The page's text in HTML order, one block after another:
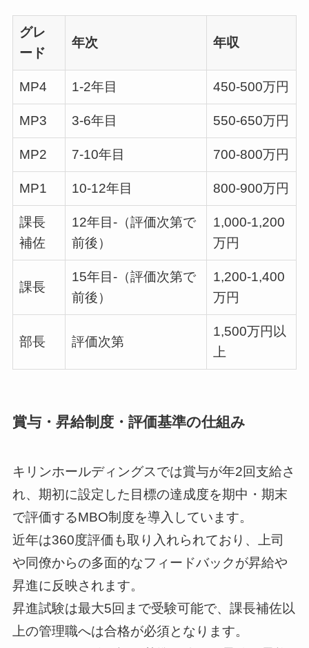
グレ
ード
年次 年収
MP4 1-2年目 450-500万円
MP3 3-6年目 550-650万円
MP2 7-10年目 700-800万円
MP1 10-12年目 800-900万円
課長
補佐
12年目-（評価次第で
前後）
1,000-1,200
万円
課長
15年目-（評価次第で
前後）
1,200-1,400
万円
部長 評価次第
1,500万円以
上
賞与・昇給制度・評価基準の仕組み
キリンホールディングスでは賞与が年2回支給さ
れ、期初に設定した目標の達成度を期中・期末
で評価するMBO制度を導入しています。
近年は360度評価も取り入れられており、上司
や同僚からの多面的なフィードバックが昇給や
昇進に反映されます。
昇進試験は最大5回まで受験可能で、課長補佐以
上の管理職へは合格が必須となります。